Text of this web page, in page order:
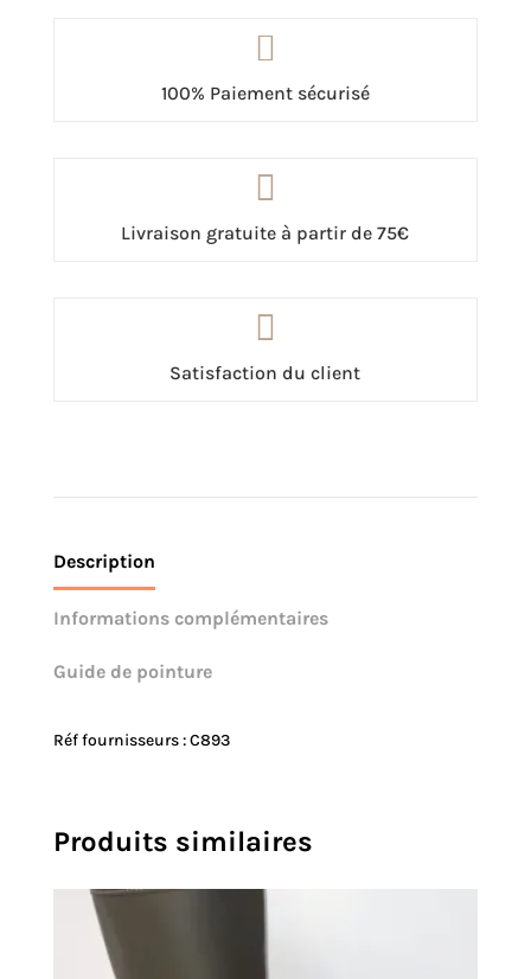

100% Paiement sécurisé

Livraison gratuite à partir de 75€

Satisfaction du client
Description
Informations complémentaires
Guide de pointure
Réf fournisseurs : C893
Produits similaires